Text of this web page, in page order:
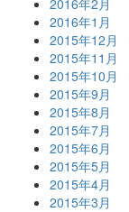
2016年1月
2015年12月
2015年11月
2015年10月
2015年9月
2015年8月
2015年7月
2015年6月
2015年5月
2015年4月
2015年3月